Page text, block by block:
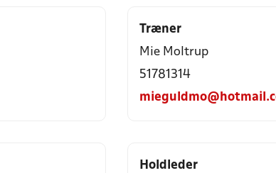
Træner
Mie Moltrup
51781314
Holdleder